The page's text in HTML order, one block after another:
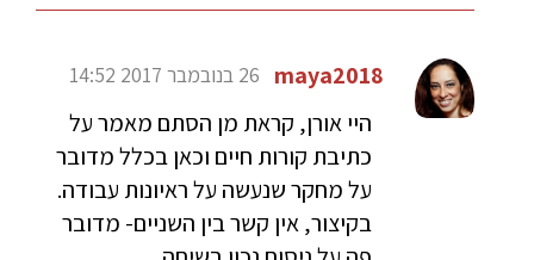
maya2018 26 בנובמבר 2017 14:52
היי אורן, קראת מן הסתם מאמר על
כתיבת קורות חיים וכאן בכלל מדובר
על מחקר שנעשה על ראיונות עבודה.
בקיצור, אין קשר בין השניים- מדובר